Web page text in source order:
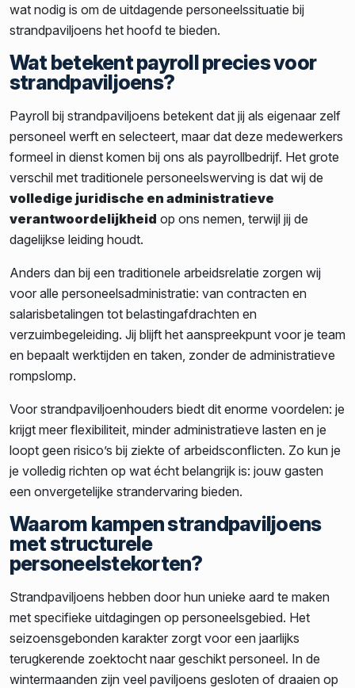
wat nodig is om de uitdagende personeelssituatie bij
strandpaviljoens het hoofd te bieden.
Wat betekent payroll precies voor
strandpaviljoens?
Payroll bij strandpaviljoens betekent dat jij als eigenaar zelf
personeel werft en selecteert, maar dat deze medewerkers
formeel in dienst komen bij ons als payrollbedrijf. Het grote
verschil met traditionele personeelswerving is dat wij de
volledige juridische en administratieve
verantwoordelijkheid op ons nemen, terwijl jij de
dagelijkse leiding houdt.
Anders dan bij een traditionele arbeidsrelatie zorgen wij
voor alle personeelsadministratie: van contracten en
salarisbetalingen tot belastingafdrachten en
verzuimbegeleiding. Jij blijft het aanspreekpunt voor je team
en bepaalt werktijden en taken, zonder de administratieve
rompslomp.
Voor strandpaviljoenhouders biedt dit enorme voordelen: je
krijgt meer flexibiliteit, minder administratieve lasten en je
loopt geen risico’s bij ziekte of arbeidsconflicten. Zo kun je
je volledig richten op wat écht belangrijk is: jouw gasten
een onvergetelijke strandervaring bieden.
Waarom kampen strandpaviljoens
met structurele
personeelstekorten?
Strandpaviljoens hebben door hun unieke aard te maken
met specifieke uitdagingen op personeelsgebied. Het
seizoensgebonden karakter zorgt voor een jaarlijks
terugkerende zoektocht naar geschikt personeel. In de
wintermaanden zijn veel paviljoens gesloten of draaien op